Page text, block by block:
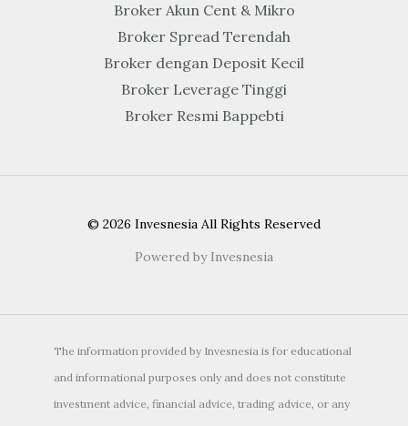
Broker Akun Cent & Mikro
Broker Spread Terendah
Broker dengan Deposit Kecil
Broker Leverage Tinggi
Broker Resmi Bappebti
© 2026 Invesnesia All Rights Reserved
Powered by Invesnesia
The information provided by Invesnesia is for educational
and informational purposes only and does not constitute
investment advice, financial advice, trading advice, or any